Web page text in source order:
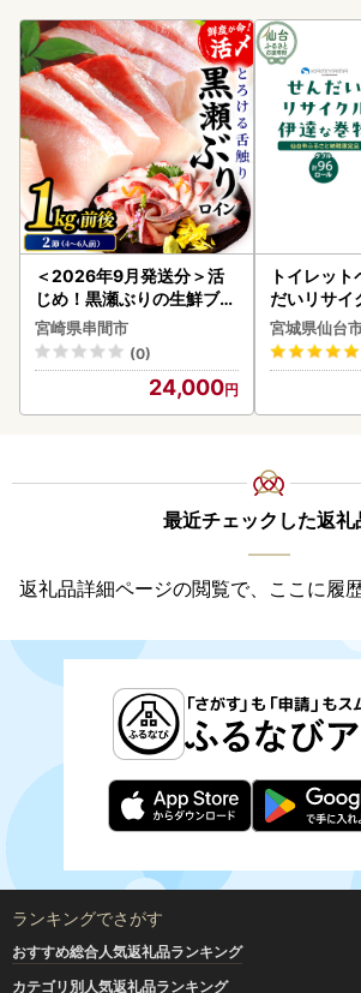
＜2026年9月発送分＞活
じめ！黒瀬ぶりの生鮮ブリ
ロイン2節（1.0kg前後）_
K001-012-2609
宮崎県串間市
(0)
24,000
トイレッ
だいリサ
6ロール｜
宮城県仙台
最近チェックした返礼
返礼品詳細ページの閲覧で、ここに履
ランキングでさがす
おすすめ総合人気返礼品ランキング
カテゴリ別人気返礼品ランキング